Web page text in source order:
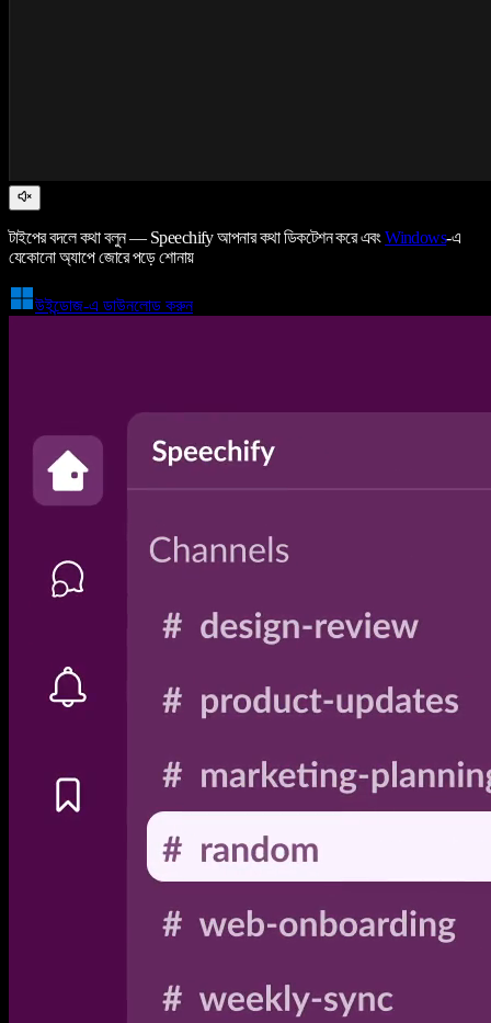
টাইপের বদলে কথা বলুন — Speechify আপনার কথা ডিকটেশন করে এবংWindows-এ
যেকোনো অ্যাপে জোরে পড়ে শোনায়
উইন্ডোজ-এ ডাউনলোড করুন